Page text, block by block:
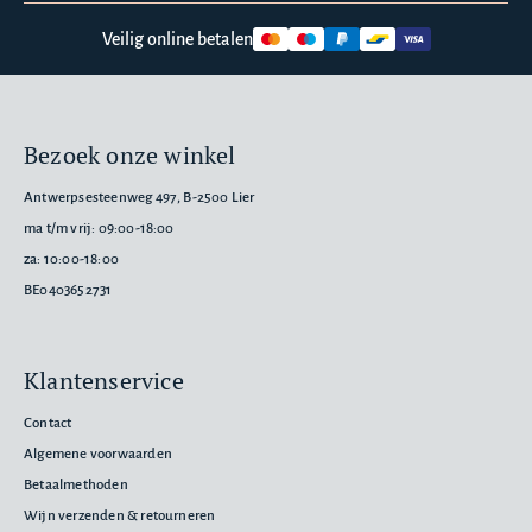
Veilig online betalen
Bezoek onze winkel
Antwerpsesteenweg 497, B-2500 Lier
ma t/m vrij: 09:00-18:00
za: 10:00-18:00
BE0403652731
Klantenservice
Contact
Algemene voorwaarden
Betaalmethoden
Wijn verzenden & retourneren